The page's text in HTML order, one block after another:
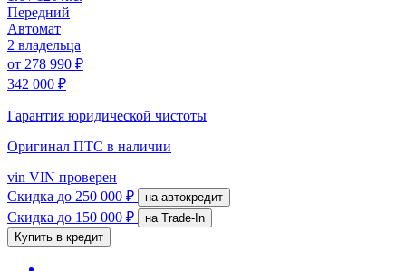
Передний
Автомат
2 владельца
от 278 990 ₽
342 000 ₽
Гарантия юридической чистоты
Оригинал ПТС в наличии
vin VIN проверен
Скидка до 250 000 ₽ на автокредит
Скидка до 150 000 ₽
на Trade-In
Купить в кредит